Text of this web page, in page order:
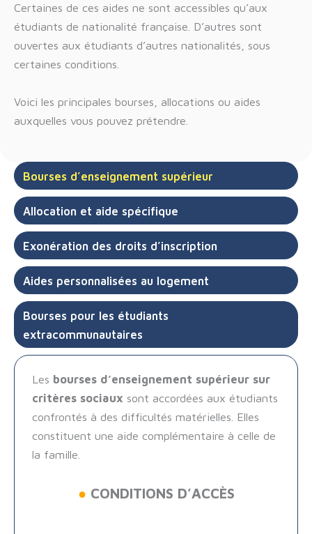
Certaines de ces aides ne sont accessibles qu’aux
étudiants de nationalité française. D’autres sont
ouvertes aux étudiants d’autres nationalités, sous
certaines conditions.
Voici les principales bourses, allocations ou aides
auxquelles vous pouvez prétendre.
Bourses d’enseignement supérieur
Allocation et aide spécifique
Exonération des droits d’inscription
Aides personnalisées au logement
Bourses pour les étudiants
extracommunautaires
Les bourses d’enseignement supérieur sur
critères sociaux sont accordées aux étudiants
confrontés à des difficultés matérielles. Elles
constituent une aide complémentaire à celle de
la famille.
● CONDITIONS D’ACCÈS